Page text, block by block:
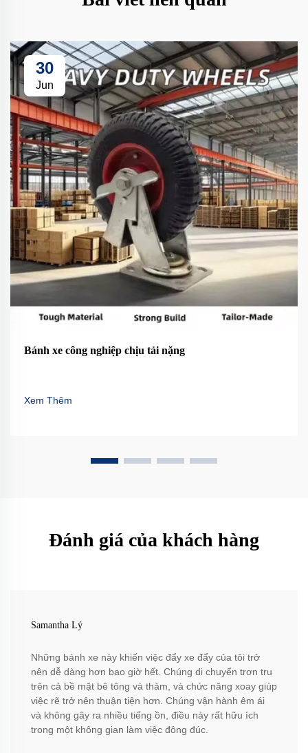
30
Jun
Bánh xe công nghiệp chịu tải nặng
Xem Thêm
Đánh giá của khách hàng
Samantha Lý
Những bánh xe này khiến việc đẩy xe đẩy của tôi trở
nên dễ dàng hơn bao giờ hết. Chúng di chuyển trơn tru
trên cả bề mặt bê tông và thảm, và chức năng xoay giúp
việc rẽ trở nên thuận tiện hơn. Chúng vận hành êm ái
và không gây ra nhiều tiếng ồn, điều này rất hữu ích
trong một không gian làm việc đông đúc.